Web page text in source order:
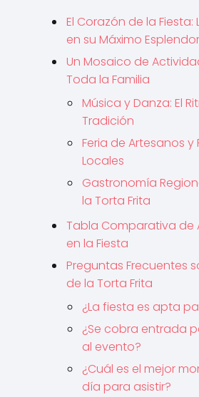
El Corazón de la Fiesta:
en su Máximo Esplendor
Un Mosaico de
Toda la Familia
Música y Danza: El
Tradición
Feria de Artesanos
Locales
Gastronomía
la Torta Frita
Tabla Comparativa de
en la Fiesta
Preguntas Frecuentes
de la Torta Frita
¿La fiesta es apta
¿Se cobra entrada
al evento?
¿Cuál es el mejor
día para asistir?